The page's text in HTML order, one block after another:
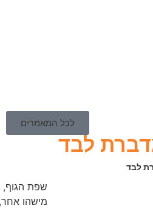
לכל המאמרים
לבד
לבד
שפת הגוף,
מישהו